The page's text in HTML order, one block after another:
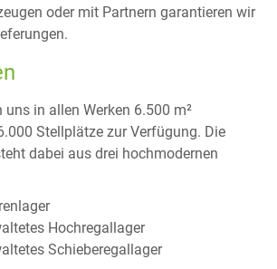
oder mit Partnern garantieren wir
uns in allen Werken 6.500 m²
Stellplätze zur Verfügung. Die
dabei aus drei hochmodernen
Hochregallager
Schieberegallager